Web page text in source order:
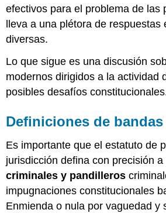
efectivos para el problema de las
lleva a una plétora de respuestas
diversas.
Lo que sigue es una discusión
modernos dirigidos a la actividad
posibles desafíos
Definiciones de
Es importante que el estatuto de
jurisdicción defina con precisión a
criminales y pandilleros
impugnaciones constitucionales
Enmienda o nula por vaguedad y